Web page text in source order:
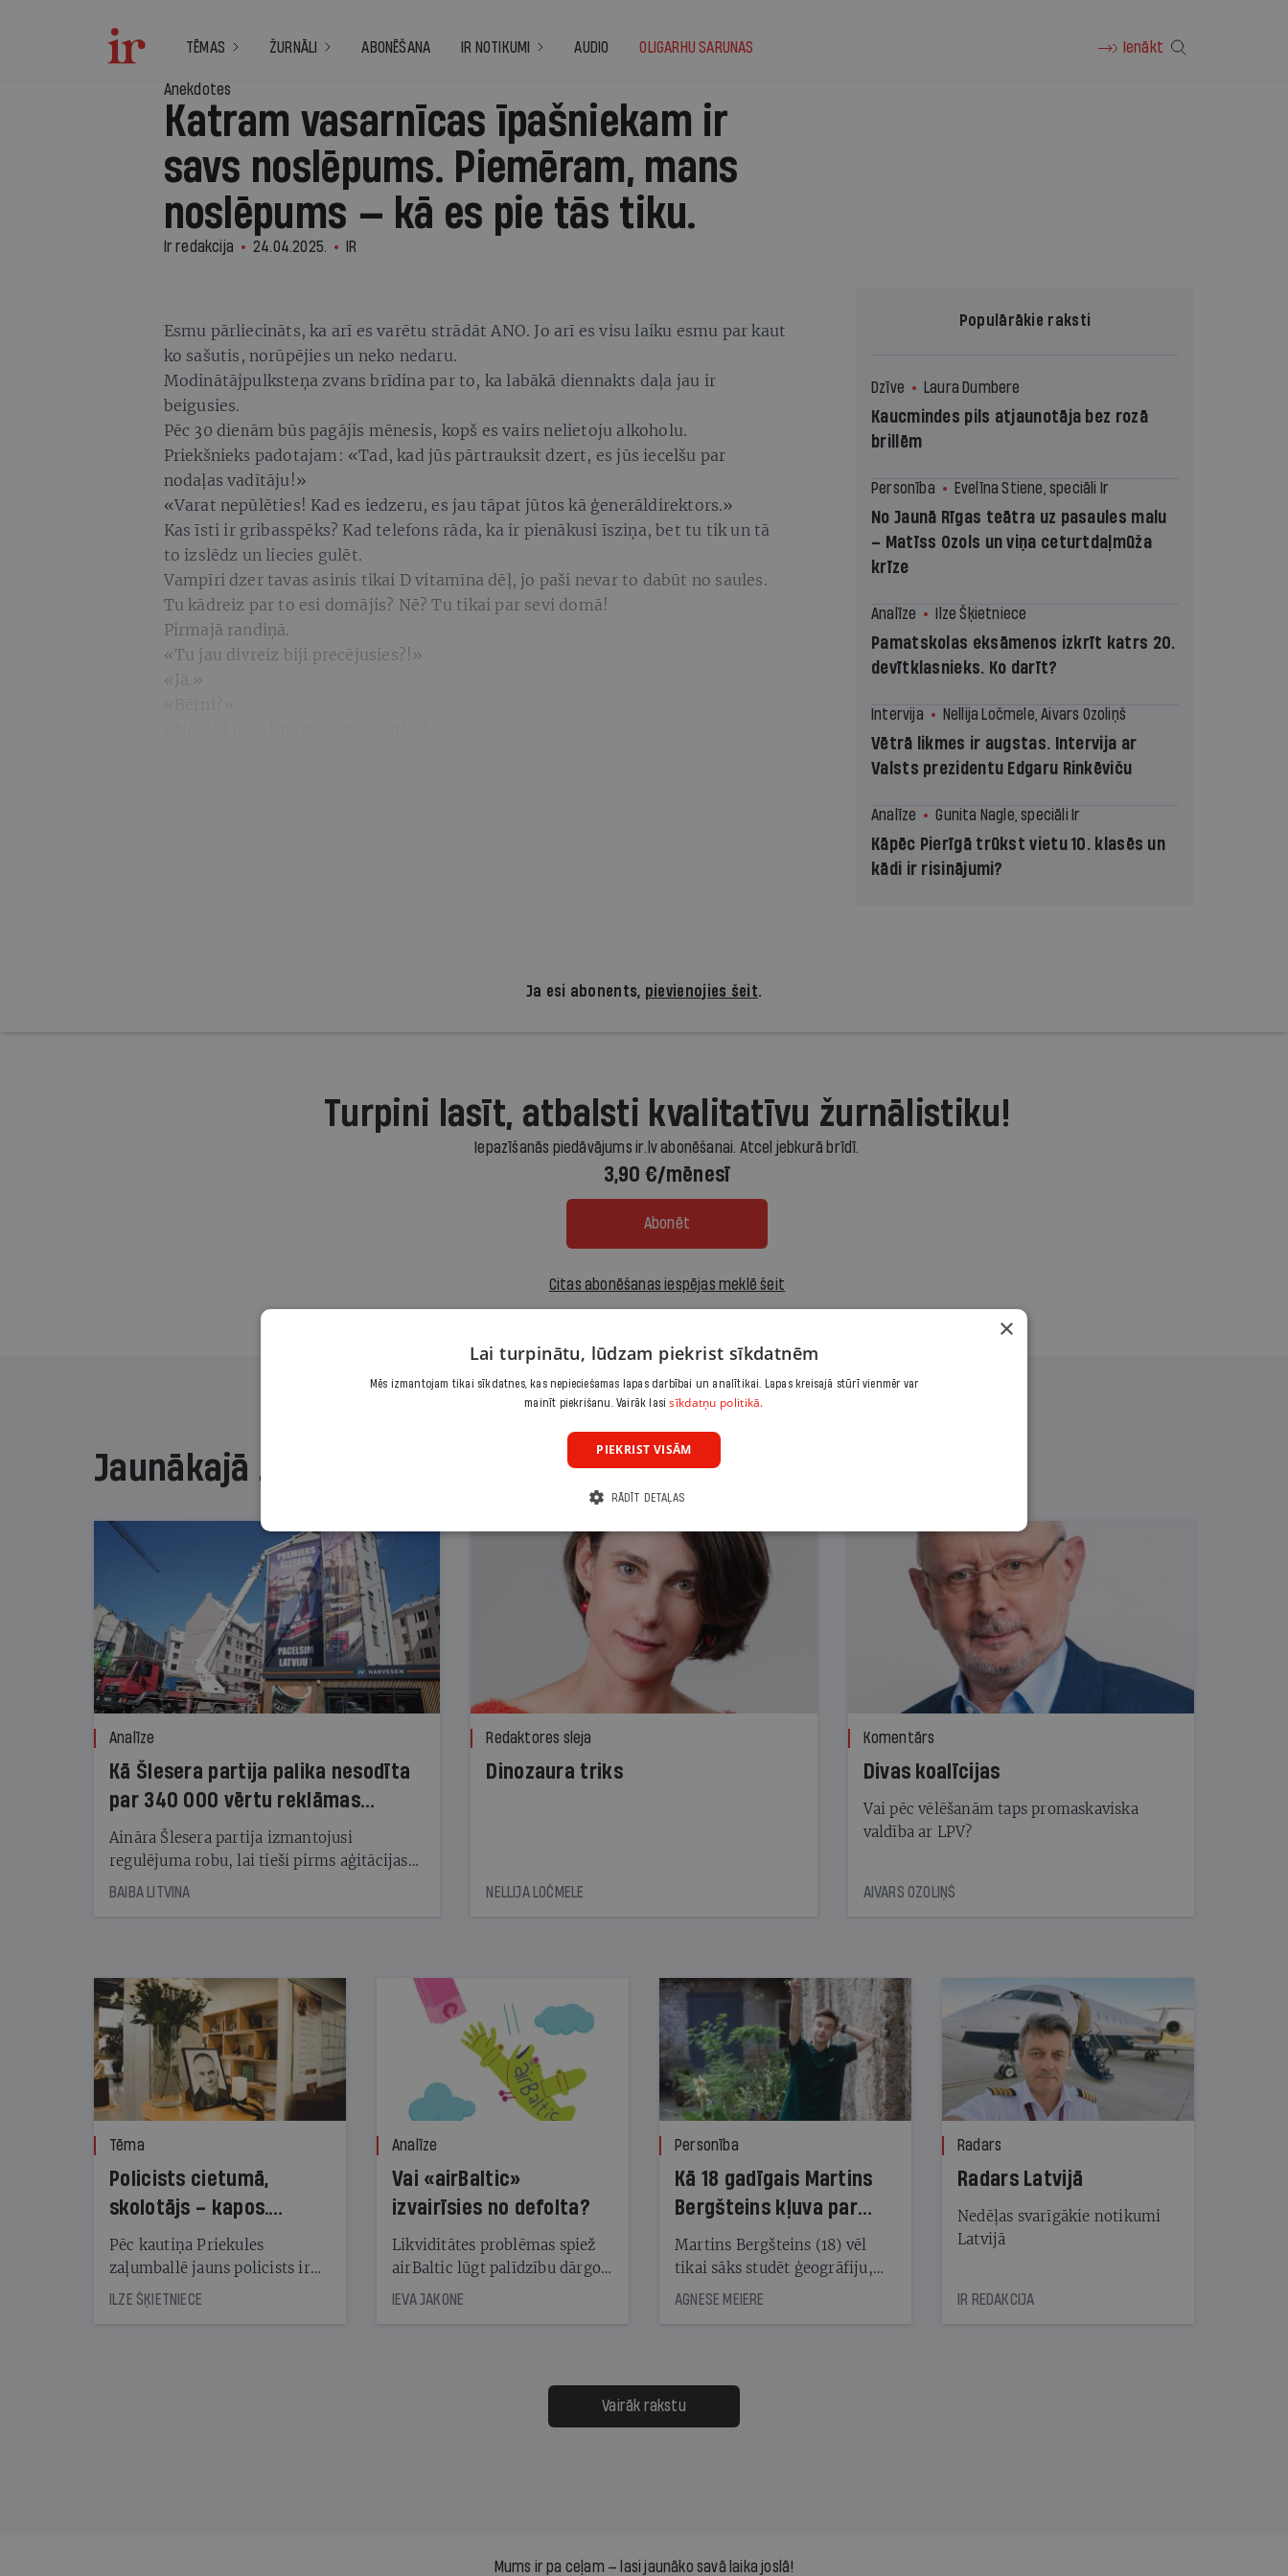
TĒMAS ŽURNĀLI ABONĒŠANA IR NOTIKUMI AUDIO OLIGARHU SARUNAS Ienākt
Anekdotes
Katram vasarnīcas īpašniekam ir
savs noslēpums. Piemēram, mans
noslēpums — kā es pie tās tiku.
Ir redakcija 24.04.2025. IR
Esmu pārliecināts, ka arī es varētu strādāt ANO. Jo arī es visu laiku esmu par kaut
ko sašutis, norūpējies un neko nedaru.
Modinātājpulksteņa zvans brīdina par to, ka labākā diennakts daļa jau ir
beigusies.
Pēc 30 dienām būs pagājis mēnesis, kopš es vairs nelietoju alkoholu.
Priekšnieks padotajam: «Tad, kad jūs pārtrauksit dzert, es jūs iecelšu par
nodaļas vadītāju!»
«Varat nepūlēties! Kad es iedzeru, es jau tāpat jūtos kā ģenerāldirektors.»
Kas īsti ir gribasspēks? Kad telefons rāda, ka ir pienākusi īsziņa, bet tu tik un tā
to izslēdz un liecies gulēt.
Vampīri dzer tavas asinis tikai D vitamīna dēļ, jo paši nevar to dabūt no saules.
Tu kādreiz par to esi domājis? Nē? Tu tikai par sevi domā!
Pirmajā randiņā.
«Tu jau divreiz biji precējusies?!»
«Jā.»
Populārākie raksti
Dzīve Laura Dumbere
Kaucmindes pils atjaunotāja bez rozā
brillēm
Personība Evelīna Stiene, speciāli Ir
No Jaunā Rīgas teātra uz pasaules malu
– Matīss Ozols un viņa ceturtdaļmūža
krīze
Analīze Ilze Šķietniece
Pamatskolas eksāmenos izkrīt katrs 20.
devītklasnieks. Ko darīt?
Intervija Nellija Ločmele, Aivars Ozoliņš
Vētrā likmes ir augstas. Intervija ar
Valsts prezidentu Edgaru Rinkēviču
Analīze Gunita Nagle, speciāli Ir
Kāpēc Pierīgā trūkst vietu 10. klasēs un
kādi ir risinājumi?
Ja esi abonents, pievienojies šeit.
Turpini lasīt, atbalsti kvalitatīvu žurnālistiku!
Iepazīšanās piedāvājums ir.lv abonēšanai. Atcel jebkurā brīdī.
3,90 €/mēnesī
Abonēt
Citas abonēšanas iespējas meklē šeit
Jaunākajā žurnālā
Analīze
Kā Šlesera partija palika nesodīta
par 340 000 vērtu reklāmas
kampaņu
Aināra Šlesera partija izmantojusi
regulējuma robu, lai tieši pirms aģitācijas
starta izreklamētos par summu, kas
BAIBA LITVINA
Redaktores sleja
Dinozaura triks
NELLIJA LOČMELE
Komentārs
Divas koalīcijas
Vai pēc vēlēšanām taps promaskaviska
valdība ar LPV?
AIVARS OZOLIŅŠ
Tēma
Policists cietumā,
skolotājs – kapos.
Reibuma cena Priekulē
Pēc kautiņa Priekules
zaļumballē jauns policists ir
nonācis cietumā, bet
cienījams pedagogs — kapos.
ILZE ŠĶIETNIECE
Analīze
Vai «airBaltic»
izvairīsies no defolta?
Likviditātes problēmas spiež
airBaltic lūgt palīdzību dārgo
obligāciju turētājiem, taču
samaksāt augstos procentus,
kas jāpārskaita jau trīs dienas
pirms nākamās sapulces
IEVA JAKONE
Personība
Kā 18 gadīgais Martins
Bergšteins kļuva par
laika ziņu seju?
Martins Bergšteins (18) vēl
tikai sāks studēt ģeogrāfiju,
bet viņa sacītajam jau uzticas
uzcītīga darba, mammas
atbalsts un drosme turpināt
meteovērojumus arī tad, kad
AGNESE MEIERE
Radars
Radars Latvijā
Nedēļas svarīgākie notikumi
Latvijā
IR REDAKCIJA
Vairāk rakstu
Mums ir pa ceļam — lasi jaunāko savā laika joslā!
×
Lai turpinātu, lūdzam piekrist sīkdatnēm
Mēs izmantojam tikai sīkdatnes, kas nepieciešamas lapas darbībai un analītikai. Lapas kreisajā stūrī vienmēr var
mainīt piekrišanu. Vairāk lasisīkdatņu politikā.
PIEKRIST VISĀM
RĀDĪT DETAĻAS